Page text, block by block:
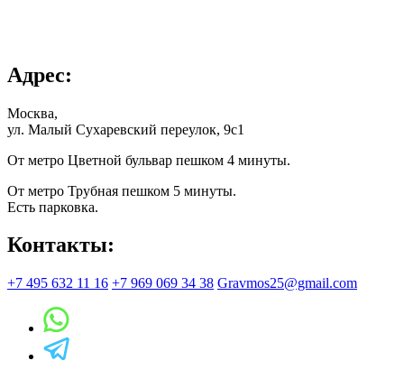
Адрес:
Москва,
ул. Малый Сухаревский переулок, 9с1
От метро Цветной бульвар пешком 4 минуты.
От метро Трубная пешком 5 минуты.
Есть парковка.
Контакты:
+7 495 632 11 16 +7 969 069 34 38 Gravmos25@gmail.com